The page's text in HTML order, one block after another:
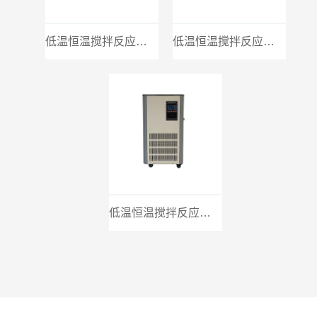
低温恒温搅拌反应浴-30C° 低温恒温搅拌反应浴-40c°
低温恒温搅拌反应浴-80C°